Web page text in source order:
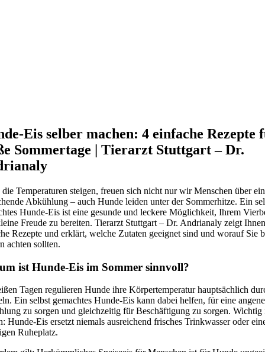
Eis selber machen: 4 einfache Rezepte
Sommertage | Tierarzt Stuttgart – Dr.
die Temperaturen steigen, freuen sich nicht nur wir Menschen über
Abkühlung – auch Hunde leiden unter der Sommerhitze. Ein
Hunde-Eis ist eine gesunde und leckere Möglichkeit, Ihrem
Freude zu bereiten. Tierarzt Stuttgart – Dr. Andrianaly zeigt
Rezepte und erklärt, welche Zutaten geeignet sind und worauf Sie
achten sollten.
ist Hunde-Eis im Sommer sinnvoll?
Tagen regulieren Hunde ihre Körpertemperatur hauptsächlich
Ein selbst gemachtes Hunde-Eis kann dabei helfen, für eine
zu sorgen und gleichzeitig für Beschäftigung zu sorgen. Wichtig
Hunde-Eis ersetzt niemals ausreichend frisches Trinkwasser oder
Ruheplatz.